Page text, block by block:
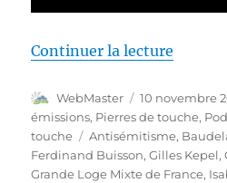
Continuer la lecture
Auteur
WebMaster
Publié
le
10 novembre
émissions, Pierres de touche,
touche
Étiquettes
Antisémitisme,
Ferdinand Buisson,Gilles Kepel,
Grande Loge Mixte de France,